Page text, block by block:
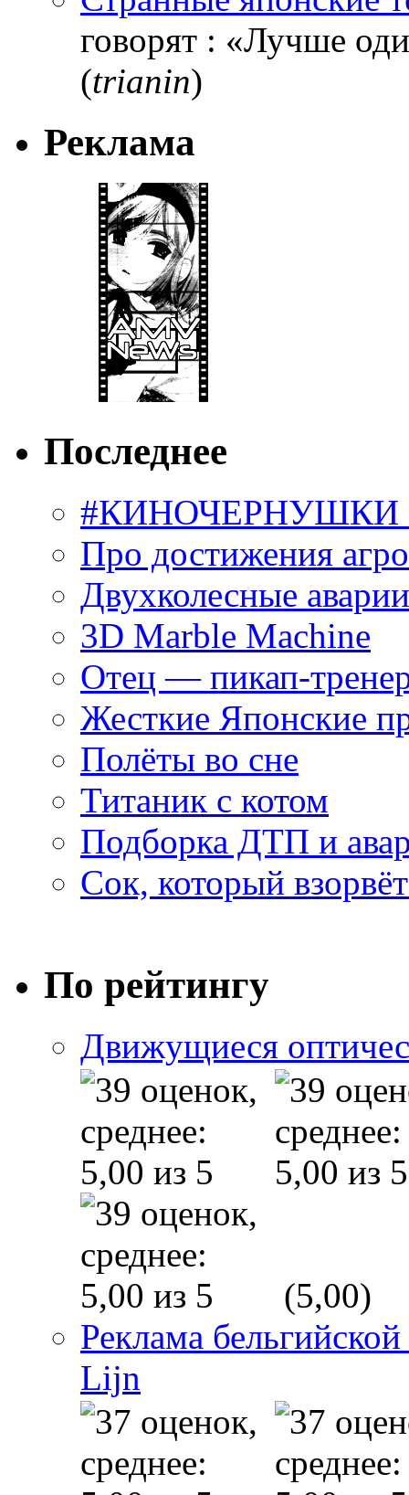
говорят : «Лучше
(trianin)
Реклама
Последнее
#КИНОЧЕРНУШКИ
Про достижения
Двухколесные
3D Marble Machine
Отец — пикап-
Жесткие Японские
Полёты во сне
Титаник с котом
Подборка ДТП и
Сок, который
По рейтингу
Движущиеся
(5,00)
Реклама
Lijn